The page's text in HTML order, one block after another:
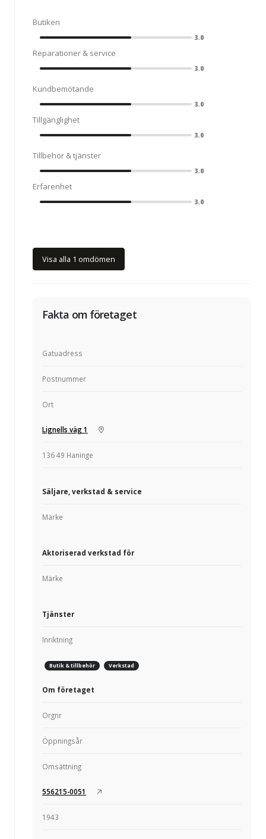
Butiken
3.0
Reparationer & service
3.0
Kundbemötande
3.0
Tillgänglighet
3.0
Tillbehör & tjänster
3.0
Erfarenhet
3.0
Visa alla 1 omdömen
Fakta om företaget
Gatuadress
Postnummer
Ort
Lignells väg 1
136 49 Haninge
Säljare, verkstad & service
Märke
Aktoriserad verkstad för
Märke
Tjänster
Inriktning
Butik & tillbehör Verkstad
Om företaget
Orgnr
Öppningsår
Omsättning
556215-0051
1943